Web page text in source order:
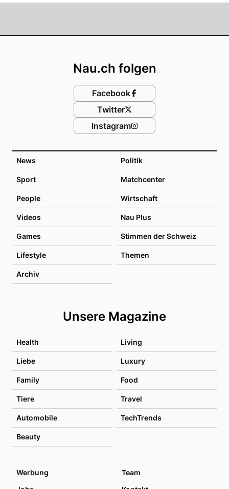
News Politik
Sport Matchcenter
People Wirtschaft
Videos Nau Plus
Games Stimmen der Schweiz
Lifestyle Themen
Archiv
Unsere Magazine
Health Living
Liebe Luxury
Family Food
Tiere Travel
Automobile TechTrends
Beauty
Nau.ch folgen
Facebook
Twitter
Instagram
Werbung
Team